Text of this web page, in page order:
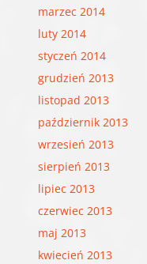
marzec 2014
luty 2014
styczeń 2014
grudzień 2013
listopad 2013
październik 2013
wrzesień 2013
sierpień 2013
lipiec 2013
czerwiec 2013
maj 2013
kwiecień 2013